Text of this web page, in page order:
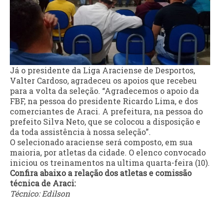
Já o presidente da Liga Araciense de Desportos,
Valter Cardoso, agradeceu os apoios que recebeu
para a volta da seleção. “Agradecemos o apoio da
FBF, na pessoa do presidente Ricardo Lima, e dos
comerciantes de Araci. A prefeitura, na pessoa do
prefeito Silva Neto, que se colocou a disposição e
da toda assistência à nossa seleção”.
O selecionado araciense será composto, em sua
maioria, por atletas da cidade. O elenco convocado
iniciou os treinamentos na ultima quarta-feira (10).
Confira abaixo a relação dos atletas e comissão
técnica de Araci:
Técnico: Edilson